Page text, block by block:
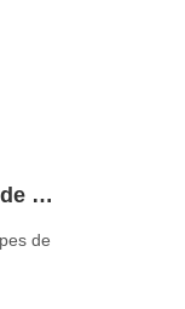
Le commerce de gros de pompes de dragage en Chine vous indique le type d'installation de pompe de dragage
de